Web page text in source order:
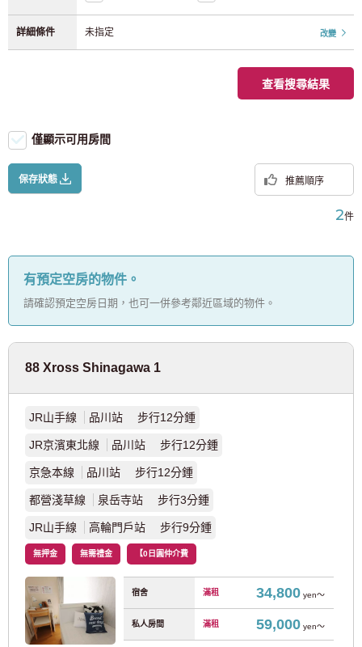
詳細條件 未指定 改變
查看搜尋結果
保存狀態 推薦順序
2件
僅顯示可用房間
有預定空房的物件。
請確認預定空房日期，也可一併參考鄰近區域的物件。
88 Xross Shinagawa 1
JR山手線 品川站 步行12分鍾
JR京濱東北線 品川站 步行12分鍾
京急本線 品川站 步行12分鍾
都營淺草線 泉岳寺站 步行3分鍾
JR山手線 高輪門戶站 步行9分鍾
無押金 無需禮金 【0日圓仲介費
宿舍 滿租 34,800yen～
私人房間 滿租 59,000yen～
JR南部線 (40)
JR高崎線 (2)
JR東海道本線
JR武藏野線 (9)
JR相模線 (1)
東京地鐵
東京地鐵銀座線 (12)
東京地鐵千代田線